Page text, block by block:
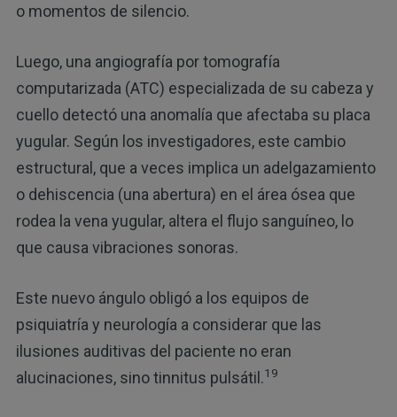
o momentos de silencio.
Luego, una angiografía por tomografía
computarizada (ATC) especializada de su cabeza y
cuello detectó una anomalía que afectaba su placa
yugular. Según los investigadores, este cambio
estructural, que a veces implica un adelgazamiento
o dehiscencia (una abertura) en el área ósea que
rodea la vena yugular, altera el flujo sanguíneo, lo
que causa vibraciones sonoras.
Este nuevo ángulo obligó a los equipos de
psiquiatría y neurología a considerar que las
ilusiones auditivas del paciente no eran
alucinaciones, sino tinnitus pulsátil.19